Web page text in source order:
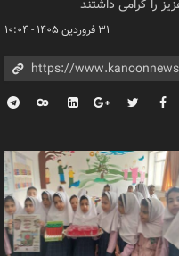
را گرامی داشتند
۳۱ فروردین ۱۴۰۵ - ۱۰:۰۴